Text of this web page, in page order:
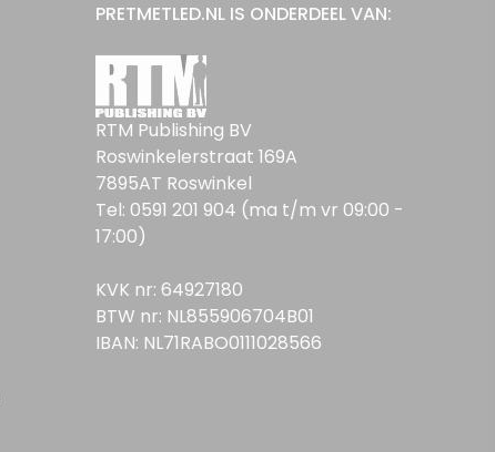
PRETMETLED.NL IS ONDERDEEL VAN:
RTM Publishing BV
Roswinkelerstraat 169A
7895AT Roswinkel
Tel: 0591 201 904 (ma t/m vr 09:00 -
17:00)
KVK nr: 64927180
BTW nr: NL855906704B01
IBAN: NL71RABO0111028566